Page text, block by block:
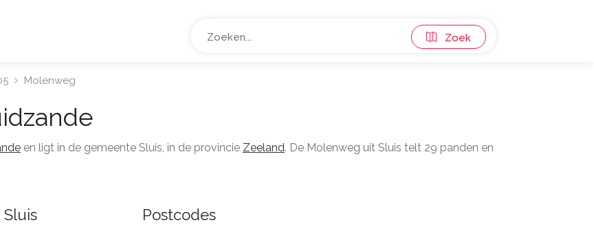
Zoek
Molenweg
en ligt in de gemeente Sluis, in de provincie Zeeland. De Molenweg uit Sluis telt 29 panden en
Postcodes